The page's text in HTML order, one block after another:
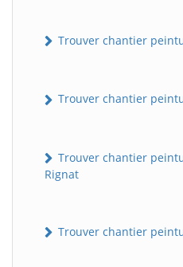
Trouver chantier
Trouver chantier
Trouver chantier
Rignat
Trouver chantier